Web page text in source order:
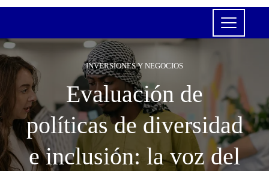
INVERSIONES Y NEGOCIOS
Evaluación de
políticas de diversidad
e inclusión: la voz del